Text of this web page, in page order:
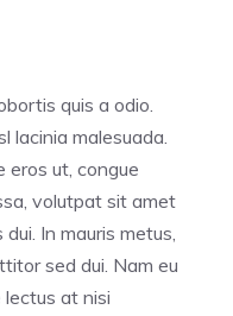
quis a odio.
lacinia malesuada.
eros ut, congue
volutpat sit amet
In mauris metus,
sed dui. Nam eu
at nisi